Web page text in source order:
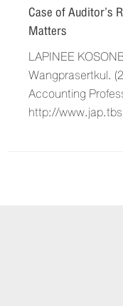
Case of Auditor’s
Matters
LAPINEE
Wangprasertkul.
Accounting
http://